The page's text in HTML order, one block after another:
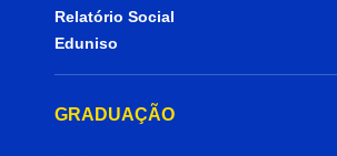
Relatório Social
Eduniso
GRADUAÇÃO